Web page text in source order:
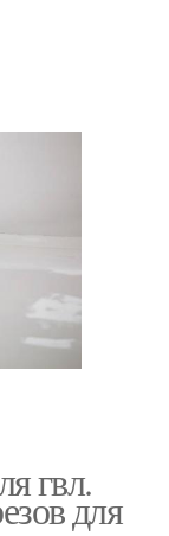
гвл.
для